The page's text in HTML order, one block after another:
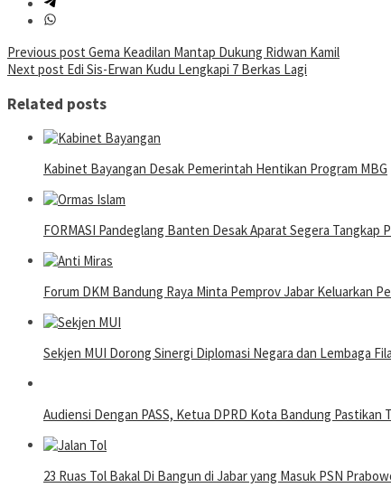
Post
navigation
Previous post Gema Keadilan Mantap Dukung Ridwan Kamil
Next post Edi Sis-Erwan Kudu Lengkapi 7 Berkas Lagi
Related posts
Kabinet Bayangan Desak Pemerintah Hentikan Program MBG
FORMASI Pandeglang Banten Desak Aparat Segera Tangkap
Forum DKM Bandung Raya Minta Pemprov Jabar Keluarkan
Sekjen MUI Dorong Sinergi Diplomasi Negara dan Lembaga
Audiensi Dengan PASS, Ketua DPRD Kota Bandung Pastikan
23 Ruas Tol Bakal Di Bangun di Jabar yang Masuk PSN